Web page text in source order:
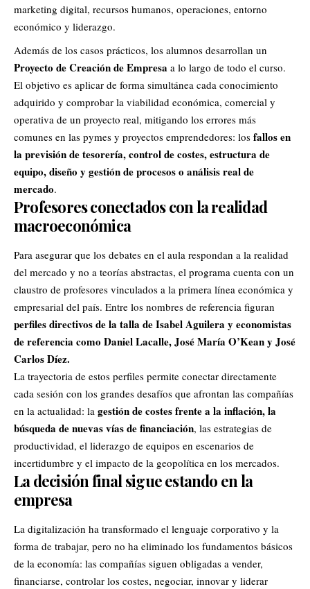
marketing digital, recursos humanos, operaciones, entorno
económico y liderazgo.
Además de los casos prácticos, los alumnos desarrollan un
Proyecto de Creación de Empresa a lo largo de todo el curso.
El objetivo es aplicar de forma simultánea cada conocimiento
adquirido y comprobar la viabilidad económica, comercial y
operativa de un proyecto real, mitigando los errores más
comunes en las pymes y proyectos emprendedores: los fallos en
la previsión de tesorería, control de costes, estructura de
equipo, diseño y gestión de procesos o análisis real de
mercado.
Profesores conectados con la realidad
macroeconómica
Para asegurar que los debates en el aula respondan a la realidad
del mercado y no a teorías abstractas, el programa cuenta con un
claustro de profesores vinculados a la primera línea económica y
empresarial del país. Entre los nombres de referencia figuran
perfiles directivos de la talla de Isabel Aguilera y economistas
de referencia como Daniel Lacalle, José María O’Kean y José
Carlos Díez.
La trayectoria de estos perfiles permite conectar directamente
cada sesión con los grandes desafíos que afrontan las compañías
en la actualidad: la gestión de costes frente a la inflación, la
búsqueda de nuevas vías de financiación, las estrategias de
productividad, el liderazgo de equipos en escenarios de
incertidumbre y el impacto de la geopolítica en los mercados.
La decisión final sigue estando en la
empresa
La digitalización ha transformado el lenguaje corporativo y la
forma de trabajar, pero no ha eliminado los fundamentos básicos
de la economía: las compañías siguen obligadas a vender,
financiarse, controlar los costes, negociar, innovar y liderar